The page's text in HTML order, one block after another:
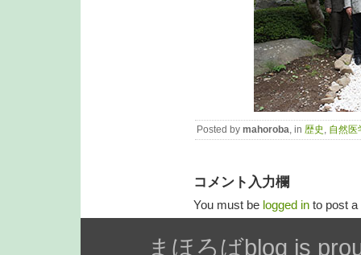
Posted by mahoroba, in 歴史 , 自然医
コメント入力欄
You must be logged in to post
まほろばblog is